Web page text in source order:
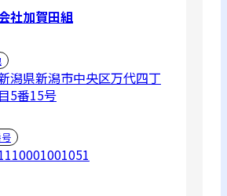
社加賀田組
潟県新潟市中央区万代四丁
目5番15号